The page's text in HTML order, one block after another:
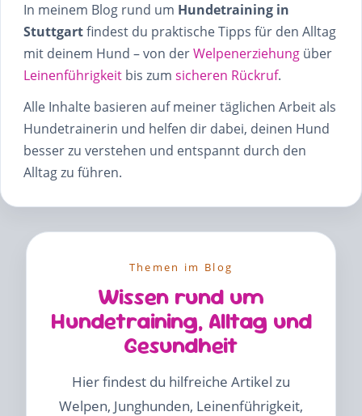
In meinem Blog rund um Hundetraining in
Stuttgartfindest du praktische Tipps für den Alltag
mit deinem Hund – von derWelpenerziehung über
Leinenführigkeit bis zum sicheren Rückruf.
Alle Inhalte basieren auf meiner täglichen Arbeit als
Hundetrainerin und helfen dir dabei, deinen Hund
besser zu verstehen und entspannt durch den
Alltag zu führen.
Themen im Blog
Wissen rund um
Hundetraining, Alltag und
Gesundheit
Hier findest du hilfreiche Artikel zu
Welpen, Junghunden, Leinenführigkeit,